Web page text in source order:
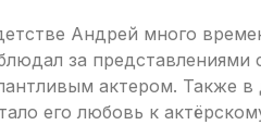
Андрей много
за представлениями
актером. Также
его любовь к